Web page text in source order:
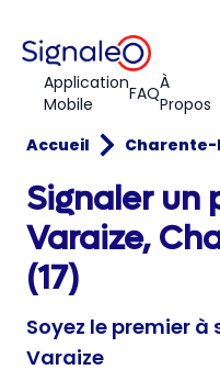
Application
Mobile
FAQÀ
Propos
Accueil
Signaler un
Varaize,
(17)
Soyez le premier
Varaize